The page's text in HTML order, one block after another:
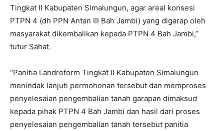
Tingkat II Kabupaten Simalungun, agar areal konsesi
PTPN 4 (dh PPN Antan III Bah Jambi) yang digarap oleh
masyarakat dikembalikan kepada PTPN 4 Bah Jambi,”
tutur Sahat.
“Panitia Landreform Tingkat II Kabupaten Simalungun
menindak lanjuti permohonan tersebut dan memproses
penyelesaian pengembalian tanah garapan dimaksud
kepada pihak PTPN 4 Bah Jambi dan hasil dari proses
penyelesaian pengembalian tanah tersebut panitia